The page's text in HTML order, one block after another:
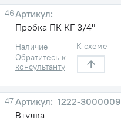
46
Пробка ПК КГ 3/4"
Наличие
Обратитесь к
консультанту
К схеме
47
1222-3000009
Втулка